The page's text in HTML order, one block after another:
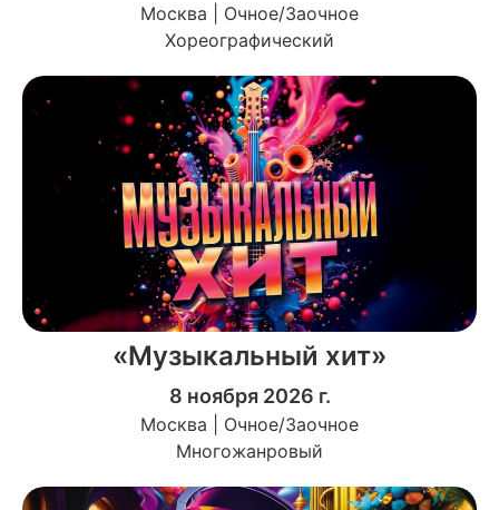
Москва | Очное/Заочное
Хореографический
«Музыкальный хит»
8 ноября 2026 г.
Москва | Очное/Заочное
Многожанровый